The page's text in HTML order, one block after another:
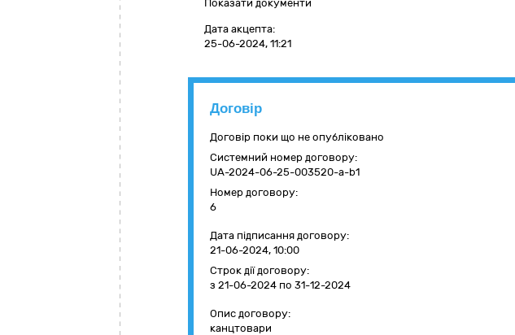
Показати документи
Дата акцепта:
25-06-2024, 11:21
Договір
Договір поки що не опубліковано
Системний номер договору:
UA-2024-06-25-003520-a-b1
Номер договору:
6
Дата підписання договору:
21-06-2024, 10:00
Строк дії договору:
з 21-06-2024 по 31-12-2024
Опис договору:
канцтовари